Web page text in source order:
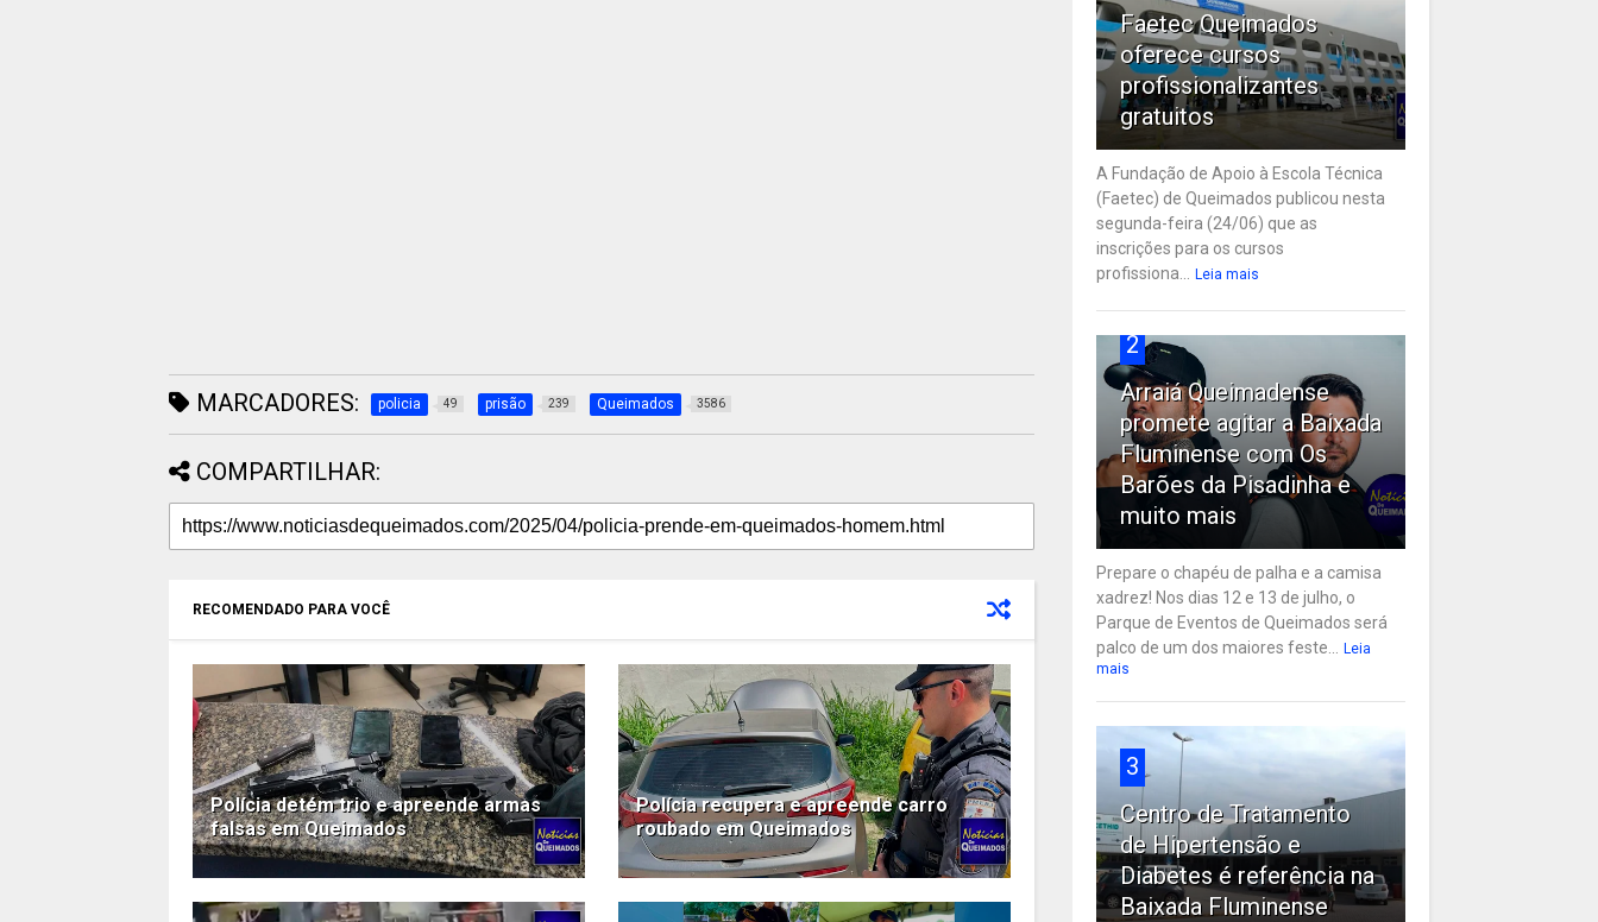
MARCADORES: policia 49 prisão 239 Queimados 3586
COMPARTILHAR:
RECOMENDADO PARA VOCÊ
Polícia detém trio e apreende armas
falsas em Queimados
Polícia recupera e apreende carro
roubado em Queimados
Faetec Queimados
oferece cursos
profissionalizantes
gratuitos
A Fundação de Apoio à Escola Técnica
(Faetec) de Queimados publicou nesta
segunda-feira (24/06) que as
inscrições para os cursos
profissiona...
Leia mais
2
Arraiá Queimadense
promete agitar a Baixada
Fluminense com Os
Barões da Pisadinha e
muito mais
Prepare o chapéu de palha e a camisa
xadrez! Nos dias 12 e 13 de julho, o
Parque de Eventos de Queimados será
palco de um dos maiores feste...
Leia
mais
3
Centro de Tratamento
de Hipertensão e
Diabetes é referência na
Baixada Fluminense